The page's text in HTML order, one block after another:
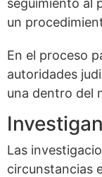
seguimiento al
un
En el proceso
autoridades
una dentro del
Investigan
Las
circunstancias